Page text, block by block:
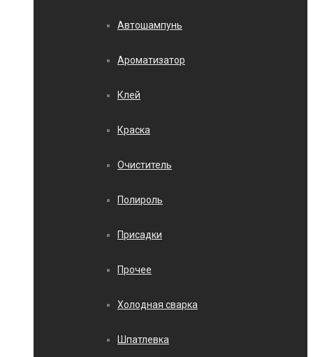
Автошампунь
Ароматизатор
Клей
Краска
Очиститель
Полироль
Присадки
Прочее
Холодная сварка
Шпатлевка